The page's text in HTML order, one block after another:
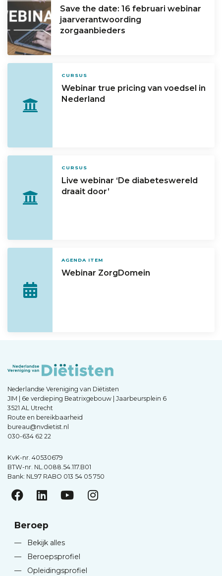
Save the date: 16 februari webinar
jaarverantwoording
zorgaanbieders
CURSUS
Webinar true pricing van voedsel in
Nederland
CURSUS
Live webinar ‘De diabeteswereld
draait door’
AGENDA ITEM
Webinar ZorgDomein
Nederlandse Vereniging van Diëtisten
JIM | 6e verdieping Beatrixgebouw | Jaarbeursplein 6
3521 AL Utrecht
Route en bereikbaarheid
bureau@nvdietist.nl
030-634 62 22
KvK-nr. 40530679
BTW-nr. NL.0088.54.117.B01
Bank: NL97 RABO 013 54 05 750
Beroep
—
Bekijk alles
—
Beroepsprofiel
—
Opleidingsprofiel